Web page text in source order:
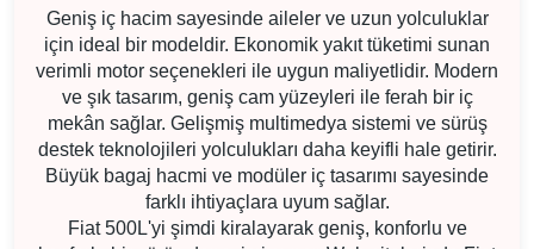
Geniş iç hacim sayesinde aileler ve uzun yolculuklar
için ideal bir modeldir. Ekonomik yakıt tüketimi sunan
verimli motor seçenekleri ile uygun maliyetlidir. Modern
ve şık tasarım, geniş cam yüzeyleri ile ferah bir iç
mekân sağlar. Gelişmiş multimedya sistemi ve sürüş
destek teknolojileri yolculukları daha keyifli hale getirir.
Büyük bagaj hacmi ve modüler iç tasarımı sayesinde
farklı ihtiyaçlara uyum sağlar.
Fiat 500L'yi şimdi kiralayarak geniş, konforlu ve